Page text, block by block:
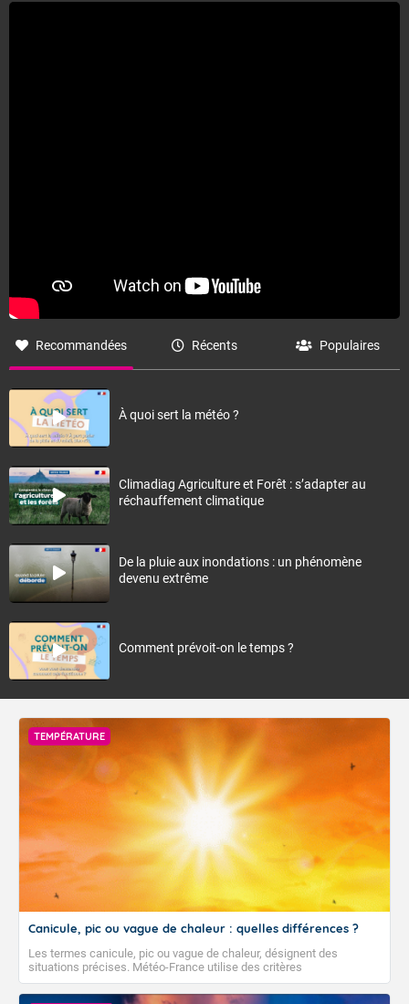
Recommandées Récents Populaires
À quoi sert la météo ?
Climadiag Agriculture et Forêt : s’adapter au
réchauffement climatique
De la pluie aux inondations : un phénomène
devenu extrême
Comment prévoit-on le temps ?
TEMPÉRATURE
Canicule, pic ou vague de chaleur : quelles différences ?
Les termes canicule, pic ou vague de chaleur, désignent des
situations précises. Météo-France utilise des critères
climatologiques pour évaluer et qualifier les épisodes de chaleur qui
peuvent avoir des impacts sanitaires et socio-économiques